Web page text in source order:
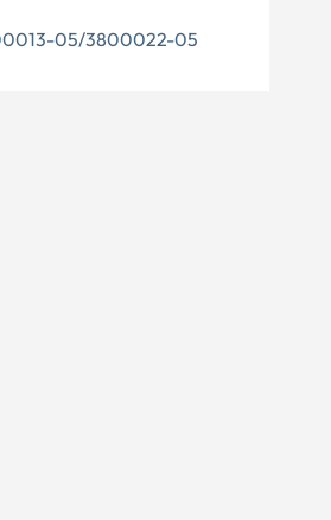
05/3800022-05